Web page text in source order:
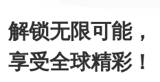
解锁无限可能，
享受全球精彩！